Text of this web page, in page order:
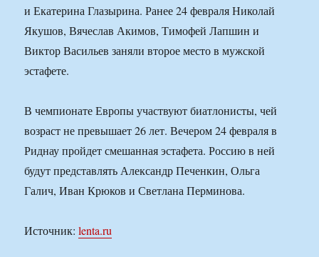
и Екатерина Глазырина. Ранее 24 февраля Николай
Якушов, Вячеслав Акимов, Тимофей Лапшин и
Виктор Васильев заняли второе место в мужской
эстафете.
В чемпионате Европы участвуют биатлонисты, чей
возраст не превышает 26 лет. Вечером 24 февраля в
Риднау пройдет смешанная эстафета. Россию в ней
будут представлять Александр Печенкин, Ольга
Галич, Иван Крюков и Светлана Перминова.
Источник:lenta.ru